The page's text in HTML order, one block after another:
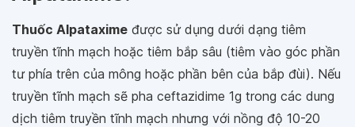
Thuốc Alpataxime được sử dụng dưới dạng tiêm
truyền tĩnh mạch hoặc tiêm bắp sâu (tiêm vào góc phần
tư phía trên của mông hoặc phần bên của bắp đùi). Nếu
truyền tĩnh mạch sẽ pha ceftazidime 1g trong các dung
dịch tiêm truyền tĩnh mạch nhưng với nồng độ 10-20